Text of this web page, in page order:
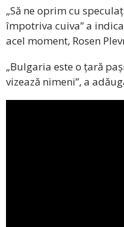
„Să ne oprim cu
împotriva cuiva” a
acel moment, Rosen
„Bulgaria este o țară
vizează nimeni”, a